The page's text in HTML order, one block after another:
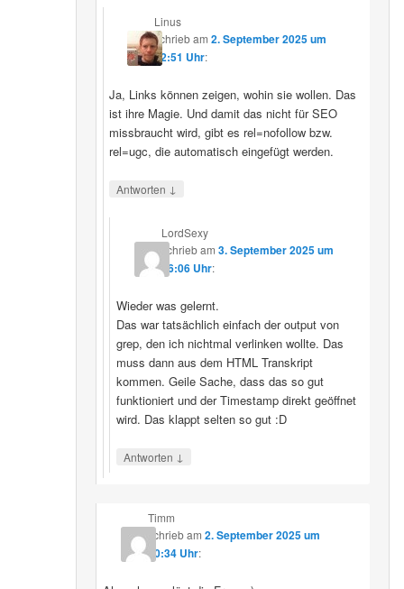
Linus
schriebam2. September 2025 um
12:51 Uhr:
Ja, Links können zeigen, wohin sie wollen. Das
ist ihre Magie. Und damit das nicht für SEO
missbraucht wird, gibt es rel=nofollow bzw.
rel=ugc, die automatisch eingefügt werden.
Antworten ↓
LordSexy
schriebam 3. September 2025 um
16:06 Uhr:
Wieder was gelernt.
Das war tatsächlich einfach der output von
grep, den ich nichtmal verlinken wollte. Das
muss dann aus dem HTML Transkript
kommen. Geile Sache, dass das so gut
funktioniert und der Timestamp direkt geöffnet
wird. Das klappt selten so gut :D
Antworten ↓
Timm
schriebam 2. September 2025 um
10:34 Uhr: